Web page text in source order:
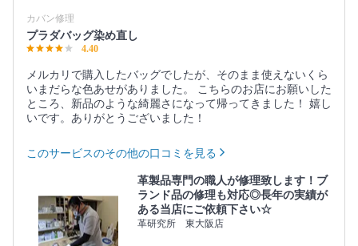
カバン修理
プラダバッグ染め直し
4.40
メルカリで購入したバッグでしたが、そのまま使えないくら
いまだらな色あせがありました。 こちらのお店にお願いした
ところ、新品のような綺麗さになって帰ってきました！ 嬉し
いです。ありがとうございました！
このサービスのその他の口コミを見る
革製品専門の職人が修理致します！ブ
ランド品の修理も対応◎長年の実績が
ある当店にご依頼下さい☆
革研究所 東大阪店